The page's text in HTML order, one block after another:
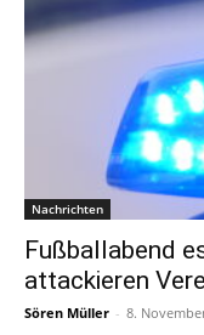
Nachrichten
Fußballabend
attackieren
Sören Müller - 8.